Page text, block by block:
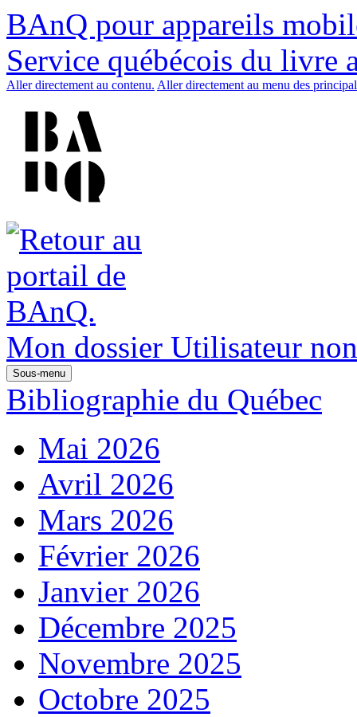
BAnQ pour appareils
Service québécois du livre
Aller directement au contenu. Aller directement au menu des
Mon dossier Utilisateur
Sous-menu
Bibliographie du Québec
Mai 2026
Avril 2026
Mars 2026
Février 2026
Janvier 2026
Décembre 2025
Novembre 2025
Octobre 2025